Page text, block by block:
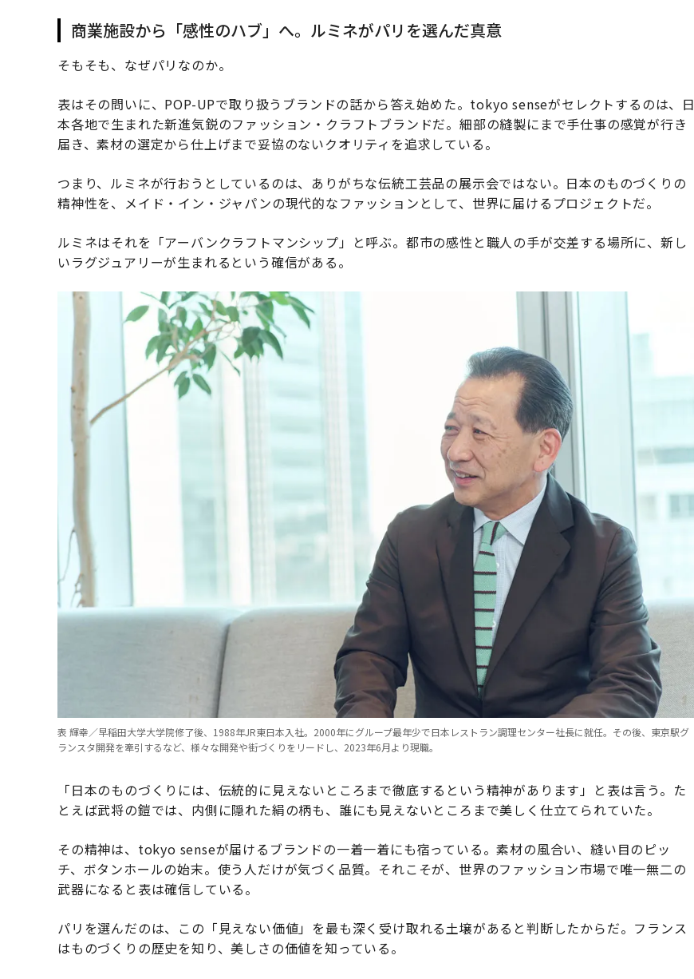
商業施設から「感性のハブ」へ。ルミネがパリを選んだ真意
そもそも、なぜパリなのか。
表はその問いに、POP-UPで取り扱うブランドの話から答え始めた。tokyo senseがセレクトするのは、日
本各地で生まれた新進気鋭のファッション・クラフトブランドだ。細部の縫製にまで手仕事の感覚が行き
届き、素材の選定から仕上げまで妥協のないクオリティを追求している。
つまり、ルミネが行おうとしているのは、ありがちな伝統工芸品の展示会ではない。日本のものづくりの
精神性を、メイド・イン・ジャパンの現代的なファッションとして、世界に届けるプロジェクトだ。
ルミネはそれを「アーバンクラフトマンシップ」と呼ぶ。都市の感性と職人の手が交差する場所に、新し
いラグジュアリーが生まれるという確信がある。
表 輝幸／早稲田大学大学院修了後、1988年JR東日本入社。2000年にグループ最年少で日本レストラン調理センター社長に就任。その後、東京駅グ
ランスタ開発を牽引するなど、様々な開発や街づくりをリードし、2023年6月より現職。
「日本のものづくりには、伝統的に見えないところまで徹底するという精神があります」と表は言う。た
とえば武将の鎧では、内側に隠れた絹の柄も、誰にも見えないところまで美しく仕立てられていた。
その精神は、tokyo senseが届けるブランドの一着一着にも宿っている。素材の風合い、縫い目のピッ
チ、ボタンホールの始末。使う人だけが気づく品質。それこそが、世界のファッション市場で唯一無二の
武器になると表は確信している。
パリを選んだのは、この「見えない価値」を最も深く受け取れる土壌があると判断したからだ。フランス
はものづくりの歴史を知り、美しさの価値を知っている。